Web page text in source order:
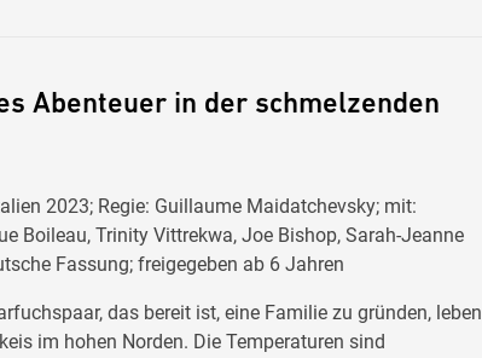
Abenteuer in der schmelzenden
2023; Regie: Guillaume Maidatchevsky; mit:
Boileau, Trinity Vittrekwa, Joe Bishop, Sarah-Jeanne
Fassung; freigegeben ab 6 Jahren
das bereit ist, eine Familie zu gründen, leben
im hohen Norden. Die Temperaturen sind